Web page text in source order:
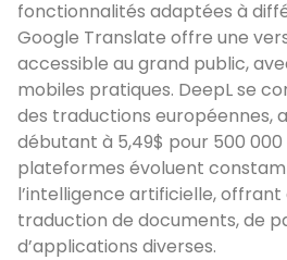
fonctionnalités adaptées à
Google Translate offre une
accessible au grand public,
mobiles pratiques. DeepL se
des traductions européennes,
débutant à 5,49$ pour 500
plateformes évoluent
l’intelligence artificielle, offrant
traduction de documents, de
d’applications diverses.